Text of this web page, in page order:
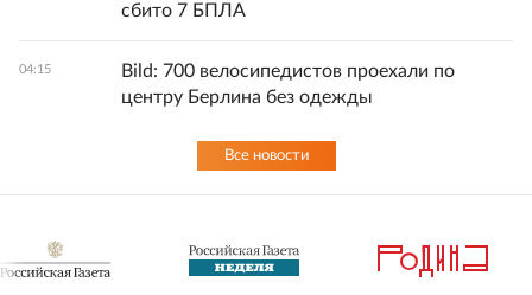
сбито 7 БПЛА
04:15
Bild: 700 велосипедистов проехали по
центру Берлина без одежды
Все новости